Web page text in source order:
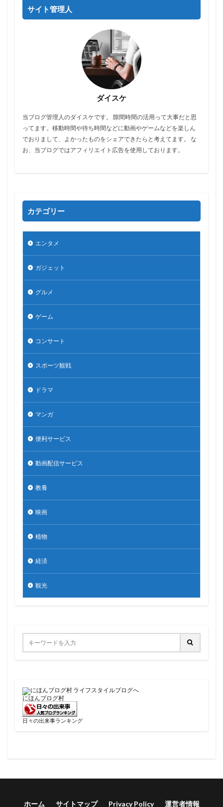
サイト管理人
ダイスケ
当ブログ管理人のダイスケです。 隙間時間の活用って大事だと思
ってます。移動時間や待ち時間などに動画やゲームなどを楽しん
でおりまして、よかったものをシェアできたらと考えてます。 な
お、当ブログではアフィリエイト広告を使用しております。
カテゴリー
エンタメ
ガジェット
グルメ
ゲーム
コンサート
スポーツ観戦
ドラマ
マンガ
便利サービス
動画配信サービス
教養
映画
植物
経済
観光
にほんブログ村
日々の出来事ランキング
ホーム サイトマップ Privacy Policy 運営者情報